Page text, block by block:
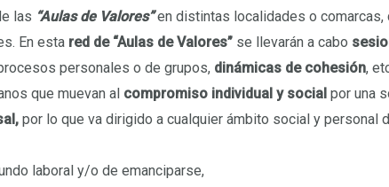
las “Aulas de Valores”en distintas localidades o comarcas,
En esta red de “Aulas de Valores”se llevarán a cabo
personales o de grupos, dinámicas de cohesión,
que muevan al compromiso individual y social por una
por lo que va dirigido a cualquier ámbito social y personal
laboral y/o de emanciparse,